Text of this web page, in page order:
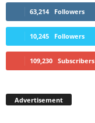
63,214 Followers
10,245 Followers
109,230 Subscribers
Advertisement